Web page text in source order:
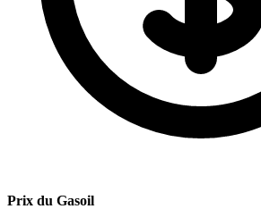
Prix du Gasoil